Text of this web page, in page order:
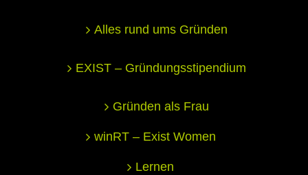
Alles rund ums Gründen
EXIST – Gründungsstipendium
Gründen als Frau
winRT – Exist Women
Lernen